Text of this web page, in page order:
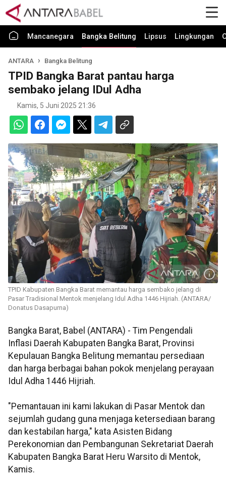
Mancanegara Bangka Belitung Lipsus Lingkungan
ANTARA Bangka Belitung
TPID Bangka Barat pantau harga
sembako jelang IDul Adha
Kamis, 5 Juni 2025 21:36
TPID Kabupaten Bangka Barat memantau harga sembako jelang di
Pasar Tradisional Mentok menjelang Idul Adha 1446 Hijriah. (ANTARA/
Donatus Dasapurna)
Bangka Barat, Babel (ANTARA) - Tim Pengendali
Inflasi Daerah Kabupaten Bangka Barat, Provinsi
Kepulauan Bangka Belitung memantau persediaan
dan harga berbagai bahan pokok menjelang perayaan
Idul Adha 1446 Hijriah.
"Pemantauan ini kami lakukan di Pasar Mentok dan
sejumlah gudang guna menjaga ketersediaan barang
dan kestabilan harga," kata Asisten Bidang
Perekonomian dan Pembangunan Sekretariat Daerah
Kabupaten Bangka Barat Heru Warsito di Mentok,
Kamis.